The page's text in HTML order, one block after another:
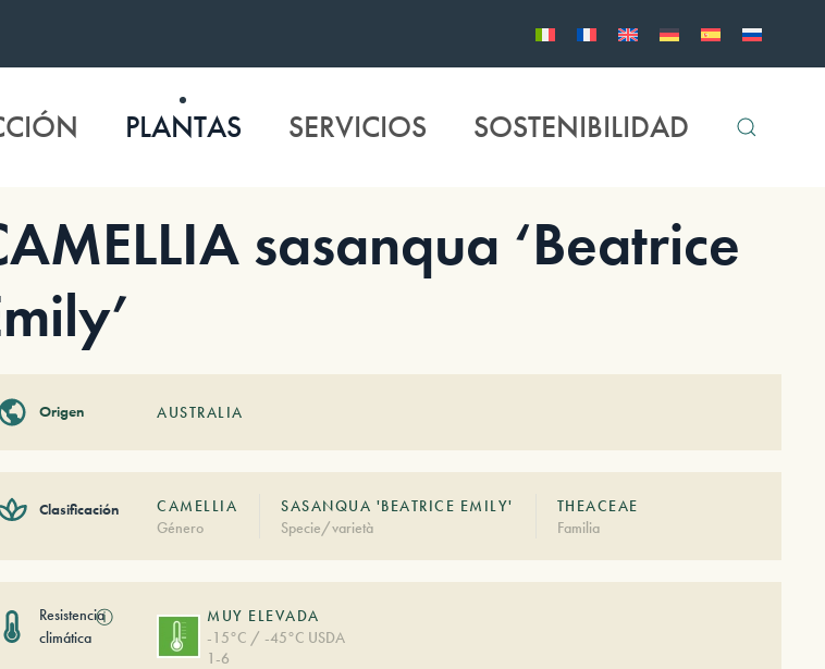
PLANTAS SERVICIOS SOSTENIBILIDAD
sasanqua ‘Beatrice
Origen AUSTRALIA
Clasificación
CAMELLIA
Género
SASANQUA 'BEATRICE EMILY'
Specie/varietà
THEACEAE
Familia
Resistencia
climática
ⓘ
MUY ELEVADA
-15°C / -45°C USDA
1-6